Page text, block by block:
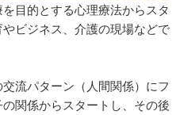
を目的とする心理療法からスタ
ビジネス、介護の現場などで
流パターン（人間関係）にフ
関係からスタートし、その後